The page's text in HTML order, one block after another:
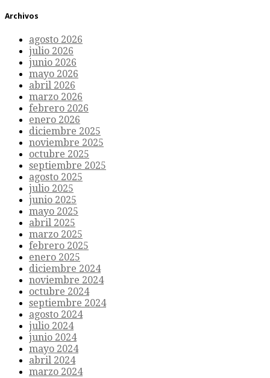
Archivos
agosto 2026
julio 2026
junio 2026
mayo 2026
abril 2026
marzo 2026
febrero 2026
enero 2026
diciembre 2025
noviembre 2025
octubre 2025
septiembre 2025
agosto 2025
julio 2025
junio 2025
mayo 2025
abril 2025
marzo 2025
febrero 2025
enero 2025
diciembre 2024
noviembre 2024
octubre 2024
septiembre 2024
agosto 2024
julio 2024
junio 2024
mayo 2024
abril 2024
marzo 2024